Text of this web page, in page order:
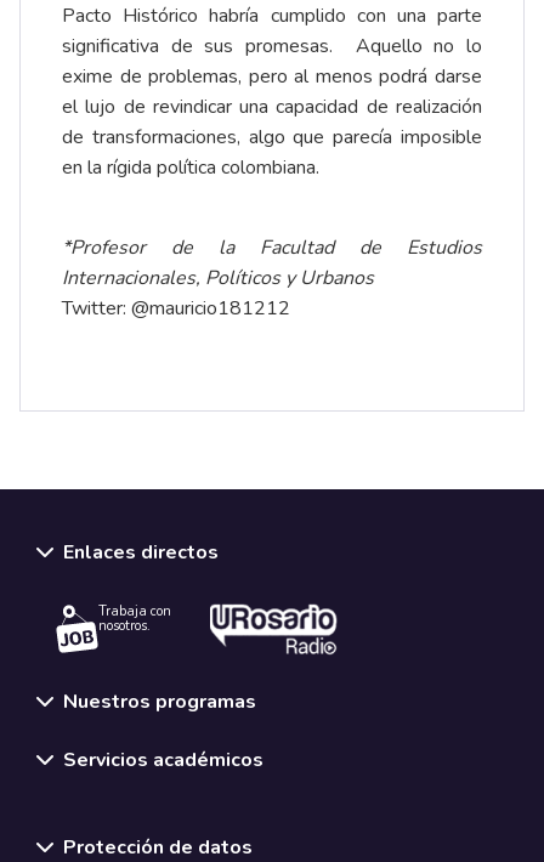
Pacto Histórico habría cumplido con una parte
significativa de sus promesas. Aquello no lo
exime de problemas, pero al menos podrá darse
el lujo de revindicar una capacidad de realización
de transformaciones, algo que parecía imposible
en la rígida política colombiana.
*Profesor de la Facultad de Estudios
Internacionales, Políticos y Urbanos
Twitter: @mauricio181212
Enlaces directos
Trabaja con
nosotros.
Nuestros programas
Servicios académicos
Protección de datos